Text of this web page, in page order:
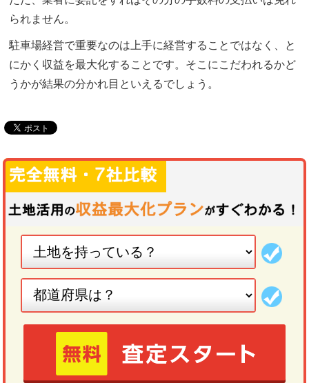
られません。
駐車場経営で重要なのは上手に経営することではなく、と
にかく収益を最大化することです。そこにこだわれるかど
うかが結果の分かれ目といえるでしょう。